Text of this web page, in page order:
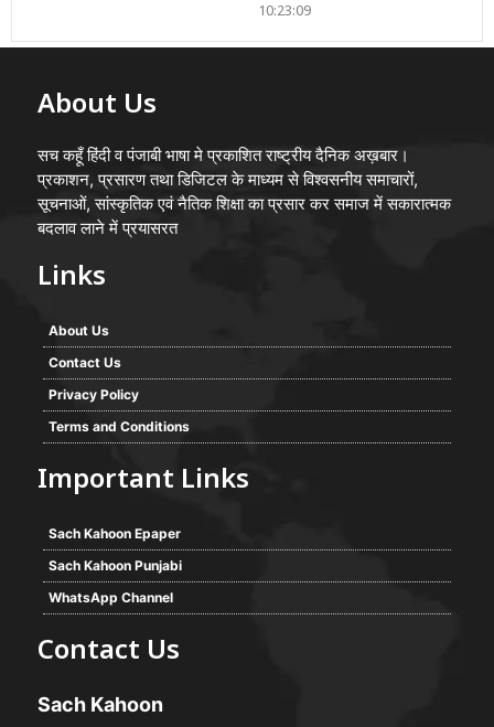
10:23:09
About Us
सच कहूँ हिंदी व पंजाबी भाषा मे प्रकाशित राष्ट्रीय दैनिक अख़बार।
प्रकाशन, प्रसारण तथा डिजिटल के माध्यम से विश्वसनीय समाचारों,
सूचनाओं, सांस्कृतिक एवं नैतिक शिक्षा का प्रसार कर समाज में सकारात्मक
बदलाव लाने में प्रयासरत
Links
About Us
Contact Us
Privacy Policy
Terms and Conditions
Important Links
Sach Kahoon Epaper
Sach Kahoon Punjabi
WhatsApp Channel
Contact Us
Sach Kahoon